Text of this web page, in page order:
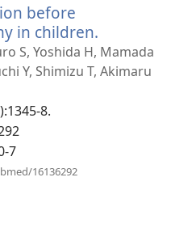
ブ
で
開
く）
before
in children.
し
い
S, Yoshida H, Mamada
Y, Shimizu T, Akimaru
8.
7
16136292